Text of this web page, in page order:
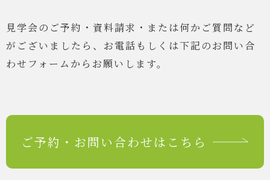
見学会のご予約・資料請求・または何かご質問など
がございましたら、 お電話もしくは下記のお問い合
わせフォームからお願いします。
ご予約・ お問い合わせはこちら